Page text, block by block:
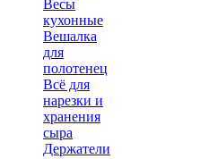
Весы
кухонные
Вешалка
для
полотенец
Всё для
нарезки и
хранения
сыра
Держатели